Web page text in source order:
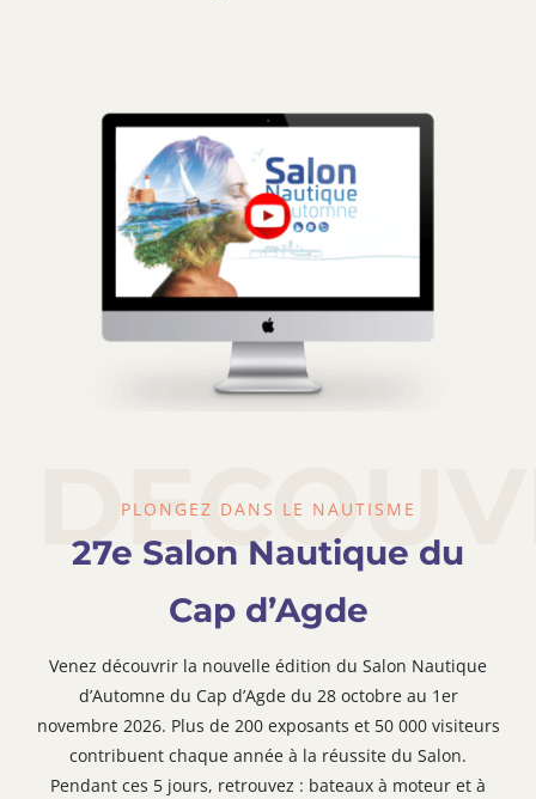
PLONGEZ DANS LE NAUTISME
27e Salon Nautique du
Cap d’Agde
Venez découvrir la nouvelle édition du Salon Nautique
d’Automne du Cap d’Agde du 28 octobre au 1er
novembre 2026. Plus de 200 exposants et 50 000 visiteurs
contribuent chaque année à la réussite du Salon.
Pendant ces 5 jours, retrouvez : bateaux à moteur et à